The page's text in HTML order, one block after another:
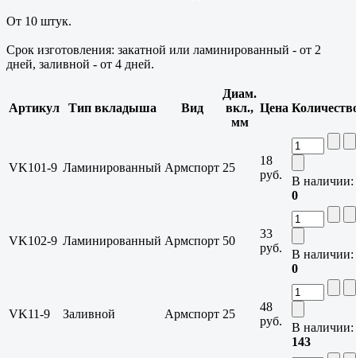
От 10 штук.
Срок изготовления: закатной или ламинированный - от 2
дней, заливной - от 4 дней.
Артикул Тип вкладыша Вид
Диам.
вкл.,
мм
Цена
VK101-9 Ламинированный Армспорт 25
18
руб.
В наличии:
0
VK102-9 Ламинированный Армспорт 50
33
руб.
В наличии:
0
VK11-9 Заливной Армспорт 25
48
руб.
В наличии:
143